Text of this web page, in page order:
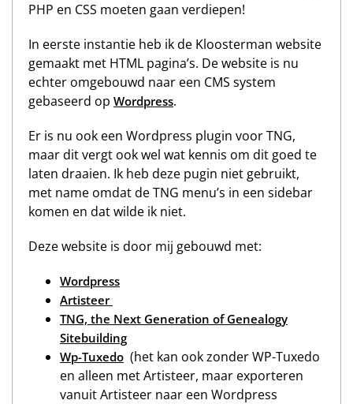
PHP en CSS moeten gaan verdiepen!
In eerste instantie heb ik de Kloosterman website
gemaakt met HTML pagina’s. De website is nu
echter omgebouwd naar een CMS system
gebaseerd op Wordpress.
Er is nu ook een Wordpress plugin voor TNG,
maar dit vergt ook wel wat kennis om dit goed te
laten draaien. Ik heb deze pugin niet gebruikt,
met name omdat de TNG menu’s in een sidebar
komen en dat wilde ik niet.
Deze website is door mij gebouwd met:
Wordpress
Artisteer
TNG, the Next Generation of Genealogy
Sitebuilding
Wp-Tuxedo (het kan ook zonder WP-Tuxedo
en alleen met Artisteer, maar exporteren
vanuit Artisteer naar een Wordpress